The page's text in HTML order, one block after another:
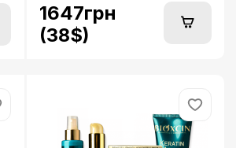
1647грн
(38$)